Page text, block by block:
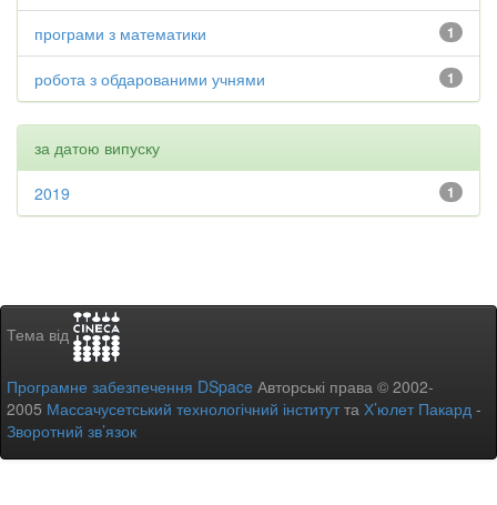
1
програми з математики
1
робота з обдарованими учнями
за датою випуску
1
2019
Тема від
Програмне забезпечення DSpace Авторські права © 2002-
2005 Массачусетський технологічний інститутта Х’юлет Пакард -
Зворотний зв’язок